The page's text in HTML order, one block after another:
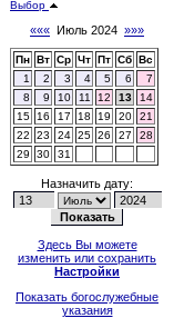
Выбор
««« Июль 2024 »»»
Пн Вт Ср Чт Пт Сб Вс
1
2 3 4 5 6
7
8
9 10 11 12 13
14
15
16 17 18 19 20
21
22
23 24 25 26 27
28
29
30 31
Назначить дату:
Здесь Вы можете
изменить или сохранить
Настройки
Показать богослужебные
указания